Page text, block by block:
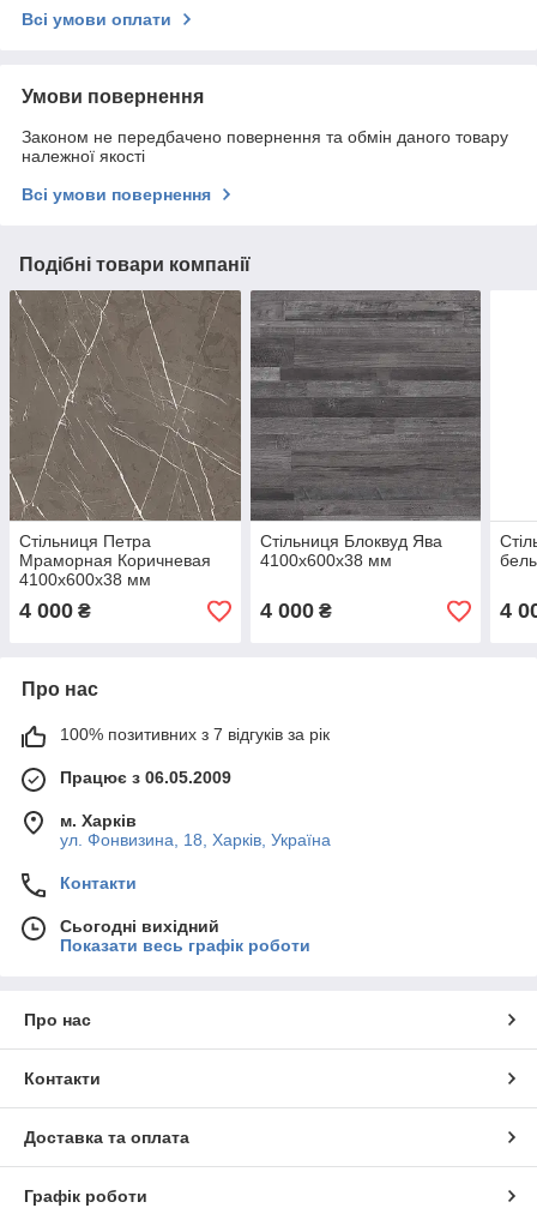
Всі умови оплати
Умови повернення
Законом не передбачено повернення та обмін даного товару
належної якості
Всі умови повернення
Подібні товари компанії
Стільниця Петра
Мраморная Коричневая
4100х600х38 мм
4 000 ₴
Стільниця Блоквуд Ява
4100х600х38 мм
4 000₴ 4
Про нас
100% позитивних з 7 відгуків за рік
Працює з 06.05.2009
м. Харків
ул. Фонвизина, 18, Харків, Україна
Контакти
Сьогодні вихідний
Показати весь графік роботи
Про нас
Контакти
Доставка та оплата
Графік роботи